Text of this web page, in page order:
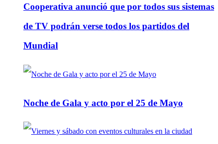
Cooperativa anunció que por todos sus sistemas
de TV podrán verse todos los partidos del
Mundial
Noche de Gala y acto por el 25 de Mayo